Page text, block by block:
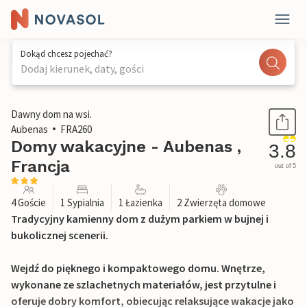
Dokąd chcesz pojechać?
Dodaj kierunek, daty, gości
1 / 18
Dawny dom na wsi.
Aubenas
FRA260
Domy wakacyjne - Aubenas ,
Francja
3.8
out of 5
4 Goście 1 Sypialnia 1 Łazienka 2 Zwierzęta domowe
Tradycyjny kamienny dom z dużym parkiem w bujnej i
bukolicznej scenerii.
Wejdź do pięknego i kompaktowego domu. Wnętrze,
wykonane ze szlachetnych materiałów, jest przytulne i
oferuje dobry komfort, obiecując relaksujące wakacje jako